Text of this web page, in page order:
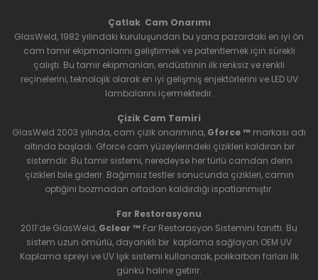
Çatlak Cam Onarımı
GlasWeld, 1982 yılındaki kuruluşundan bu yana pazardaki en iyi ön
cam tamir ekipmanlarını geliştirmek ve patentlemek için sürekli
çalıştı. Bu tamir ekipmanları, endüstrinin ilk renksiz ve renkli
reçinelerini, teknolojik olarak en iyi gelişmiş enjektörlerini ve LED UV
lambalarını içermektedir.
Çizik Cam Tamiri
GlasWeld 2003 yılında, cam çizik onarımına, Gforce ™ markası adı
altında başladı. Gforce cam yüzeylerindeki çizikleri kaldıran bir
sistemdir. Bu tamir sistemi, neredeyse her türlü camdan derin
çizikleri bile giderir. Bağımsız testler sonucunda çizikleri, camın
optiğini bozmadan ortadan kaldırdığı ispatlanmıştır.
Far Restorasyonu
2011’de GlasWeld, Gclear ™ Far Restorasyon Sistemini tanıttı. Bu
sistem uzun ömürlü, dayanıklı bir kaplama sağlayan OEM UV
Kaplama spreyi ve UV Işık sistemi kullanarak, polikarbon farları ilk
günkü haline getirir.